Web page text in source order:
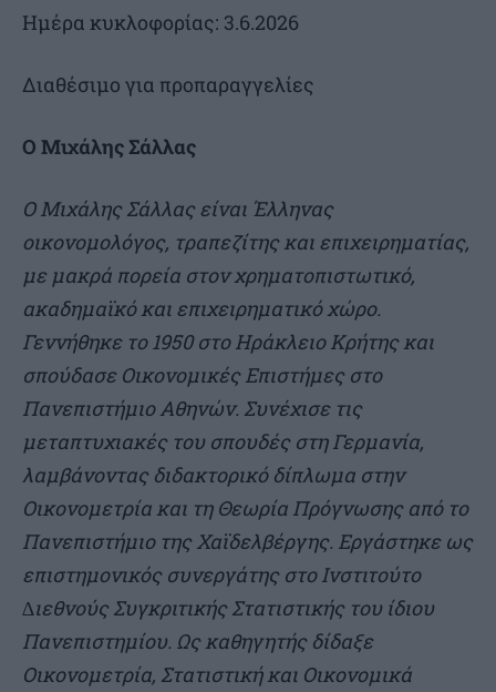
Ημέρα κυκλοφορίας: 3.6.2026
Διαθέσιμο για προπαραγγελίες
Ο Μιχάλης Σάλλας
Ο Μιχάλης Σάλλας είναι Έλληνας
οικονοµολόγος, τραπεζίτης και επιχειρηµατίας,
µε µακρά πορεία στον χρηµατοπιστωτικό,
ακαδηµαϊκό και επιχειρηµατικό χώρο.
Γεννήθηκε το 1950 στο Ηράκλειο Κρήτης και
σπούδασε Οικονοµικές Επιστήµες στο
Πανεπιστήµιο Αθηνών. Συνέχισε τις
µεταπτυχιακές του σπουδές στη Γερµανία,
λαµβάνοντας διδακτορικό δίπλωµα στην
Οικονοµετρία και τη Θεωρία Πρόγνωσης από το
Πανεπιστήµιο της Χαϊδελβέργης. Εργάστηκε ως
επιστηµονικός συνεργάτης στο Ινστιτούτο
∆ιεθνούς Συγκριτικής Στατιστικής του ίδιου
Πανεπιστηµίου. Ως καθηγητής δίδαξε
Οικονοµετρία, Στατιστική και Οικονοµικά